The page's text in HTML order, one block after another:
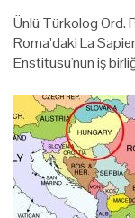
Ünlü Türkolog Ord.
Roma’daki La
Enstitüsü'nün iş